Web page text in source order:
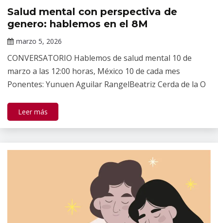
Eventos
Académicos
del INPRFM
Salud mental con perspectiva de
genero: hablemos en el 8M
marzo 5, 2026
Gallardo
CONVERSATORIO Hablemos de salud mental 10 de
marzo a las 12:00 horas, México 10 de cada mes
Ponentes: Yunuen Aguilar RangelBeatriz Cerda de la O
Leer más